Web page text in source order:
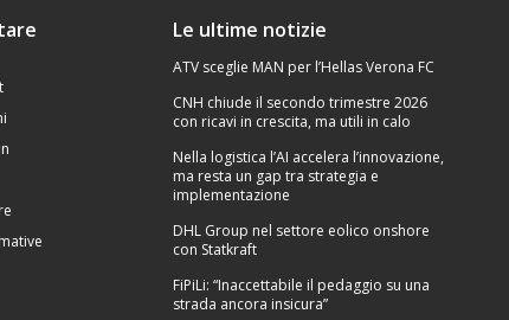
Le ultime notizie
ATV sceglie MAN per l’Hellas Verona FC
CNH chiude il secondo trimestre 2026
con ricavi in crescita, ma utili in calo
Nella logistica l’AI accelera l’innovazione,
ma resta un gap tra strategia e
implementazione
DHL Group nel settore eolico onshore
con Statkraft
FiPiLi: “Inaccettabile il pedaggio su una
strada ancora insicura”